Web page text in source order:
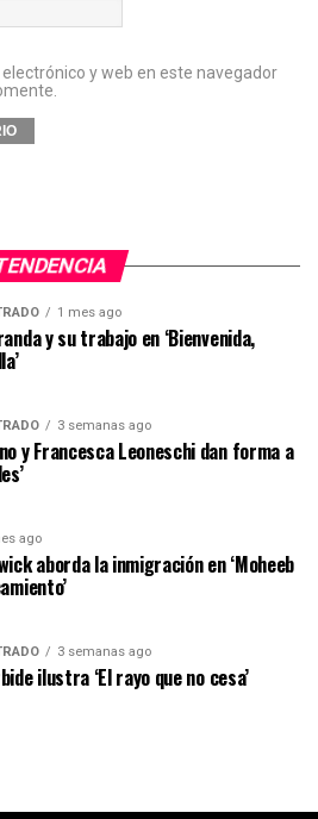
y web en este navegador
1 mes ago
y su trabajo en ‘Bienvenida,
3 semanas ago
y Francesca Leoneschi dan forma a
ago
aborda la inmigración en ‘Moheeb
3 semanas ago
ilustra ‘El rayo que no cesa’